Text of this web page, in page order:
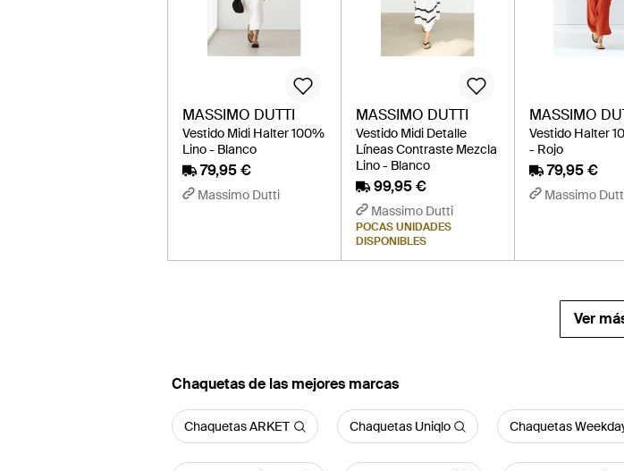
MASSIMO DUTTI
Vestido Midi Halter 100%
Lino - Blanco
79,95 €
Massimo Dutti
MASSIMO DUTTI
Vestido Midi Detalle
Líneas Contraste Mezcla
Lino - Blanco
99,95 €
Massimo Dutti
POCAS UNIDADES
DISPONIBLES
MASSIMO
Vestido Halter
- Rojo
79,95 €
Massimo
Ver
Chaquetas de las mejores marcas
Chaquetas ARKET Chaquetas Uniqlo Chaquetas